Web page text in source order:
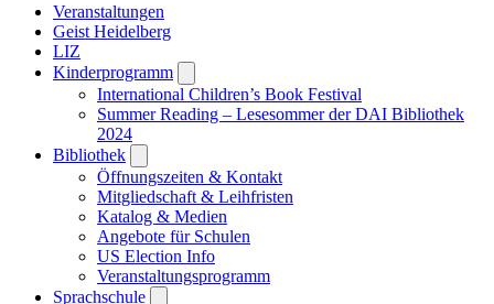
Veranstaltungen
Geist Heidelberg
LIZ
Kinderprogramm
submenu
International Children’s Book Festival
Summer Reading – Lesesommer der DAI Bibliothek
2024
Bibliothek
submenu
Öffnungszeiten & Kontakt
Mitgliedschaft & Leihfristen
Katalog & Medien
Angebote für Schulen
US Election Info
Veranstaltungsprogramm
Sprachschule